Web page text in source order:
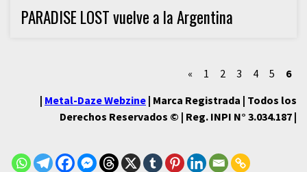
PARADISE LOST vuelve a la Argentina
« 1 2 3 4 5
6
| Metal-Daze Webzine | Marca Registrada | Todos los
Derechos Reservados © | Reg. INPI N° 3.034.187 |